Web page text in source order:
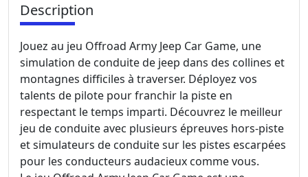
Description
Jouez au jeu Offroad Army Jeep Car Game, une
simulation de conduite de jeep dans des collines et
montagnes difficiles à traverser. Déployez vos
talents de pilote pour franchir la piste en
respectant le temps imparti. Découvrez le meilleur
jeu de conduite avec plusieurs épreuves hors-piste
et simulateurs de conduite sur les pistes escarpées
pour les conducteurs audacieux comme vous.